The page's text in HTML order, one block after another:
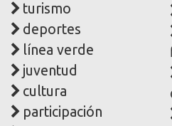
turismo
deportes
línea verde
juventud
cultura
participación